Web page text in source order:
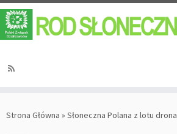
Strona Główna » Słoneczna Polana z lotu drona